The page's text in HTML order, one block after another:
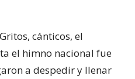
cánticos, el
el himno nacional fue
a despedir y llenar